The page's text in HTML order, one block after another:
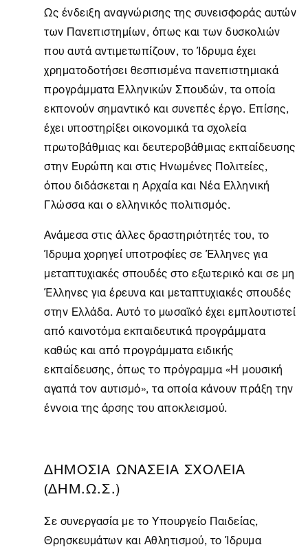
Ως ένδειξη αναγνώρισης της συνεισφοράς αυτών
των Πανεπιστημίων, όπως και των δυσκολιών
που αυτά αντιμετωπίζουν, το Ίδρυμα έχει
χρηματοδοτήσει θεσπισμένα πανεπιστημιακά
προγράμματα Ελληνικών Σπουδών, τα οποία
εκπονούν σημαντικό και συνεπές έργο. Επίσης,
έχει υποστηρίξει οικονομικά τα σχολεία
πρωτοβάθμιας και δευτεροβάθμιας εκπαίδευσης
στην Ευρώπη και στις Ηνωμένες Πολιτείες,
όπου διδάσκεται η Αρχαία και Νέα Ελληνική
Γλώσσα και ο ελληνικός πολιτισμός.
Ανάμεσα στις άλλες δραστηριότητές του, το
Ίδρυμα χορηγεί υποτροφίες σε Έλληνες για
μεταπτυχιακές σπουδές στο εξωτερικό και σε μη
Έλληνες για έρευνα και μεταπτυχιακές σπουδές
στην Ελλάδα. Αυτό το μωσαϊκό έχει εμπλουτιστεί
από καινοτόμα εκπαιδευτικά προγράμματα
καθώς και από προγράμματα ειδικής
εκπαίδευσης, όπως το πρόγραμμα «Η μουσική
αγαπά τον αυτισμό», τα οποία κάνουν πράξη την
έννοια της άρσης του αποκλεισμού.
ΔΗΜΟΣΙΑ ΩΝΑΣΕΙΑ ΣΧΟΛΕΙΑ
(ΔΗΜ.Ω.Σ.)
Σε συνεργασία με το Υπουργείο Παιδείας,
Θρησκευμάτων και Αθλητισμού, τοΊδρυμα